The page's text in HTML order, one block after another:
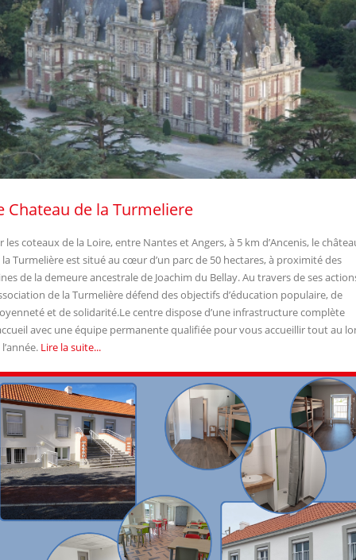
Chateau de la Turmeliere
les coteaux de la Loire, entre Nantes et Angers, à 5 km d’Ancenis, le
la Turmelière est situé au cœur d’un parc de 50 hectares, à proximité des
de la demeure ancestrale de Joachim du Bellay. Au travers de ses
de la Turmelière défend des objectifs d’éducation populaire, de
et de solidarité.Le centre dispose d’une infrastructure complète
avec une équipe permanente qualifiée pour vous accueillir tout au
Lire la suite...